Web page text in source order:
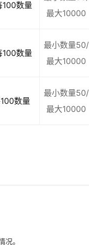
100数量
最大10000
100数量
最小数量50/
最大10000
数量
最小数量50/
最大10000
况。